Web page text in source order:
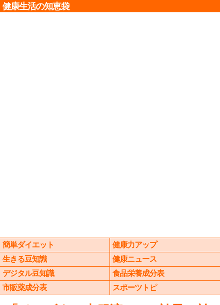
健康生活の知恵袋
簡単ダイエット
健康力アップ
生きる豆知識
健康ニュース
デジタル豆知識
食品栄養成分表
市販薬成分表
スポーツトピ